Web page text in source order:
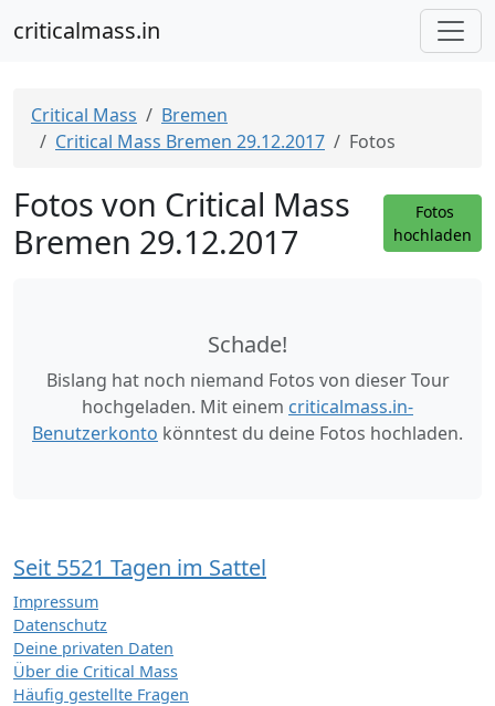
criticalmass.in
Critical Mass
Bremen
Critical Mass Bremen 29.12.2017
Fotos
Fotos von Critical Mass
Bremen 29.12.2017
Fotos
hochladen
Schade!
Bislang hat noch niemand Fotos von dieser Tour
hochgeladen. Mit einem criticalmass.in-
Benutzerkonto könntest du deine Fotos hochladen.
Seit 5521 Tagen im Sattel
Impressum
Datenschutz
Deine privaten Daten
Über die Critical Mass
Häufig gestellte Fragen